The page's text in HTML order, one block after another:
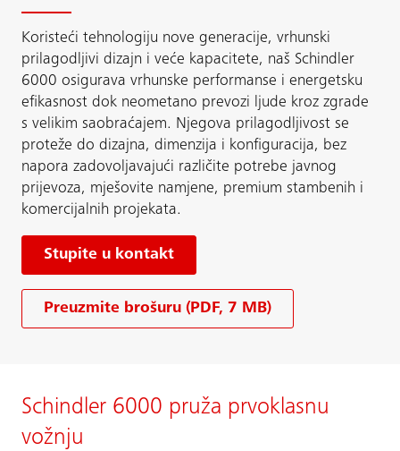
Koristeći tehnologiju nove generacije, vrhunski
prilagodljivi dizajn i veće kapacitete, naš Schindler
6000 osigurava vrhunske performanse i energetsku
efikasnost dok neometano prevozi ljude kroz zgrade
s velikim saobraćajem. Njegova prilagodljivost se
proteže do dizajna, dimenzija i konfiguracija, bez
napora zadovoljavajući različite potrebe javnog
prijevoza, mješovite namjene, premium stambenih i
komercijalnih projekata.
Stupite u kontakt
Preuzmite brošuru (PDF, 7 MB)
Schindler 6000 pruža prvoklasnu
vožnju